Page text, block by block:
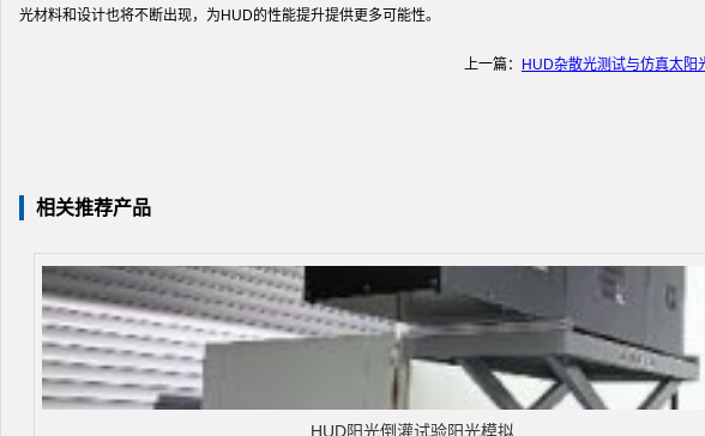
光材料和设计也将不断出现，为HUD的性能提升提供更多可能性。
上一篇： HUD杂散光测试与仿真太阳
相关推荐产品
HUD阳光倒灌试验阳光模拟